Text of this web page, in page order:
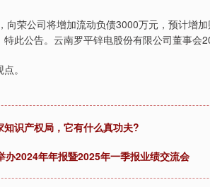
荣公司将增加流动负债3000万元，预计增
此公告。云南罗平锌电股份有限公司董事会
。
识产权局，它有什么真功夫?
办2024年年报暨2025年一季报业绩交流会